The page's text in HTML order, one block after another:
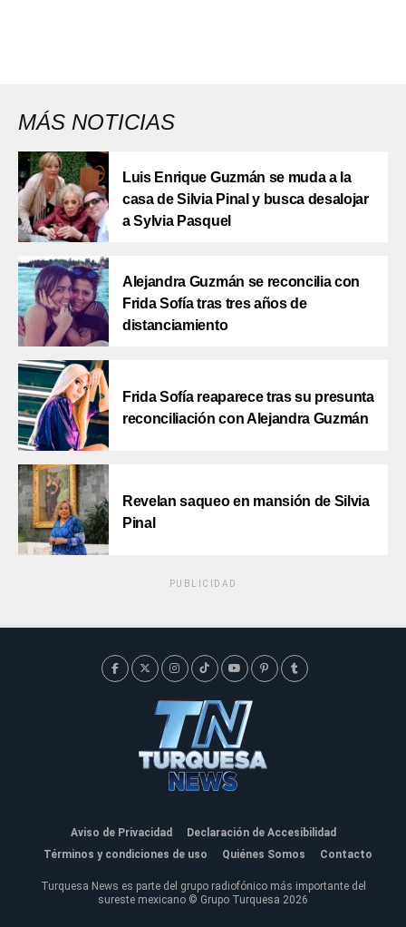
MÁS NOTICIAS
Luis Enrique Guzmán se muda a la
casa de Silvia Pinal y busca desalojar
a Sylvia Pasquel
Alejandra Guzmán se reconcilia con
Frida Sofía tras tres años de
distanciamiento
Frida Sofía reaparece tras su presunta
reconciliación con Alejandra Guzmán
Revelan saqueo en mansión de Silvia
Pinal
PUBLICIDAD
Aviso de Privacidad
Declaración de Accesibilidad
Términos y condiciones de uso
Quiénes Somos Contacto
Turquesa News es parte del grupo radiofónico más importante del
sureste mexicano © Grupo Turquesa 2026